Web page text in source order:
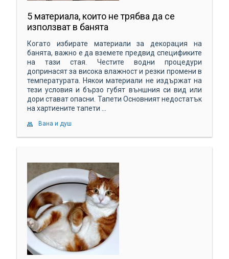
5 материала, които не трябва да се
използват в банята
Когато избирате материали за декорация на
банята, важно е да вземете предвид спецификите
на тази стая. Честите водни процедури
допринасят за висока влажност и резки промени в
температурата. Някои материали не издържат на
тези условия и бързо губят външния си вид или
дори стават опасни. Тапети Основният недостатък
на хартиените тапети ...
Вана и душ